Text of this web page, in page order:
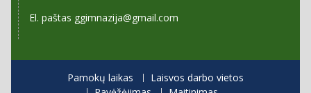
El. paštas ggimnazija@gmail.com
Pamokų laikas
Laisvos darbo vietos